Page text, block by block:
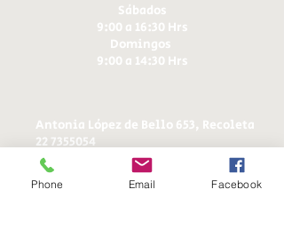
Sábados
9:00 a 16:30 Hrs
Domingos
9:00 a 14:30 Hrs
Antonia López de Bello 653, Recoleta
22 7355054
22 7375725
+56 9 75224598
ducereposteria@gmail.com
Phone Email Facebook